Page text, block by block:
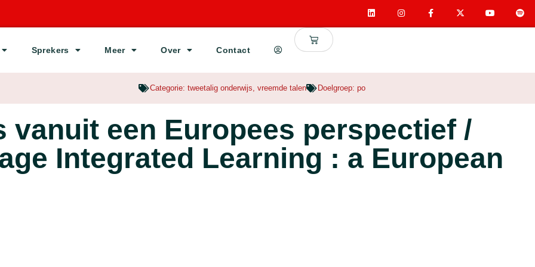
Sprekers Meer Over Contact
Categorie: tweetalig onderwijs, vreemde talen Doelgroep: po
vanuit een Europees perspectief /
Integrated Learning : a European